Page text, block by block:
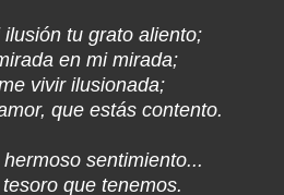
tu grato aliento;
en mi mirada;
vivir ilusionada;
que estás contento.
sentimiento...
que tenemos.